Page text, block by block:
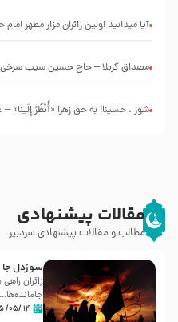
آیا میدانید اولین زائران مزار مطهر
مصداق کربلا – حاج حسین سیب سرخی
شور ، حسینا! به‌ حق زهرا «أُنْظُرْ إِلَینا» –
مقالات پیشنهادی
مطالب و مقالات پیشنهادی سردبیر
سوزدل جا
زائران
۱۴ /۰۵/ ۱۴۰۵